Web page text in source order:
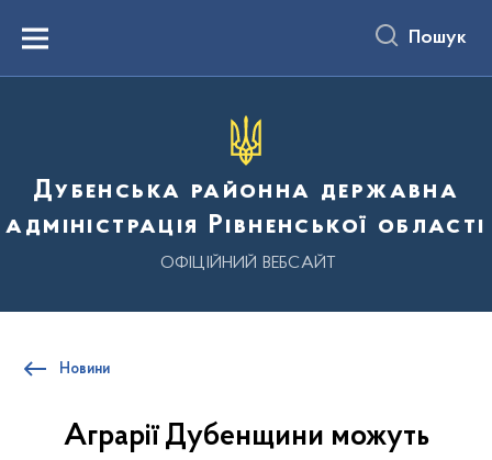
вмістуMenu Пошук
Дубенська районна державна
адміністрація Рівненської області
ОФІЦІЙНИЙ ВЕБСАЙТ
Новини
Аграрії Дубенщини можуть